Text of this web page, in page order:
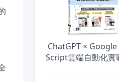
ChatGPT ×
Script雲端自動化實